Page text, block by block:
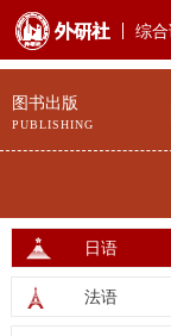
综
图书出版
PUBLISHING
日语
法语